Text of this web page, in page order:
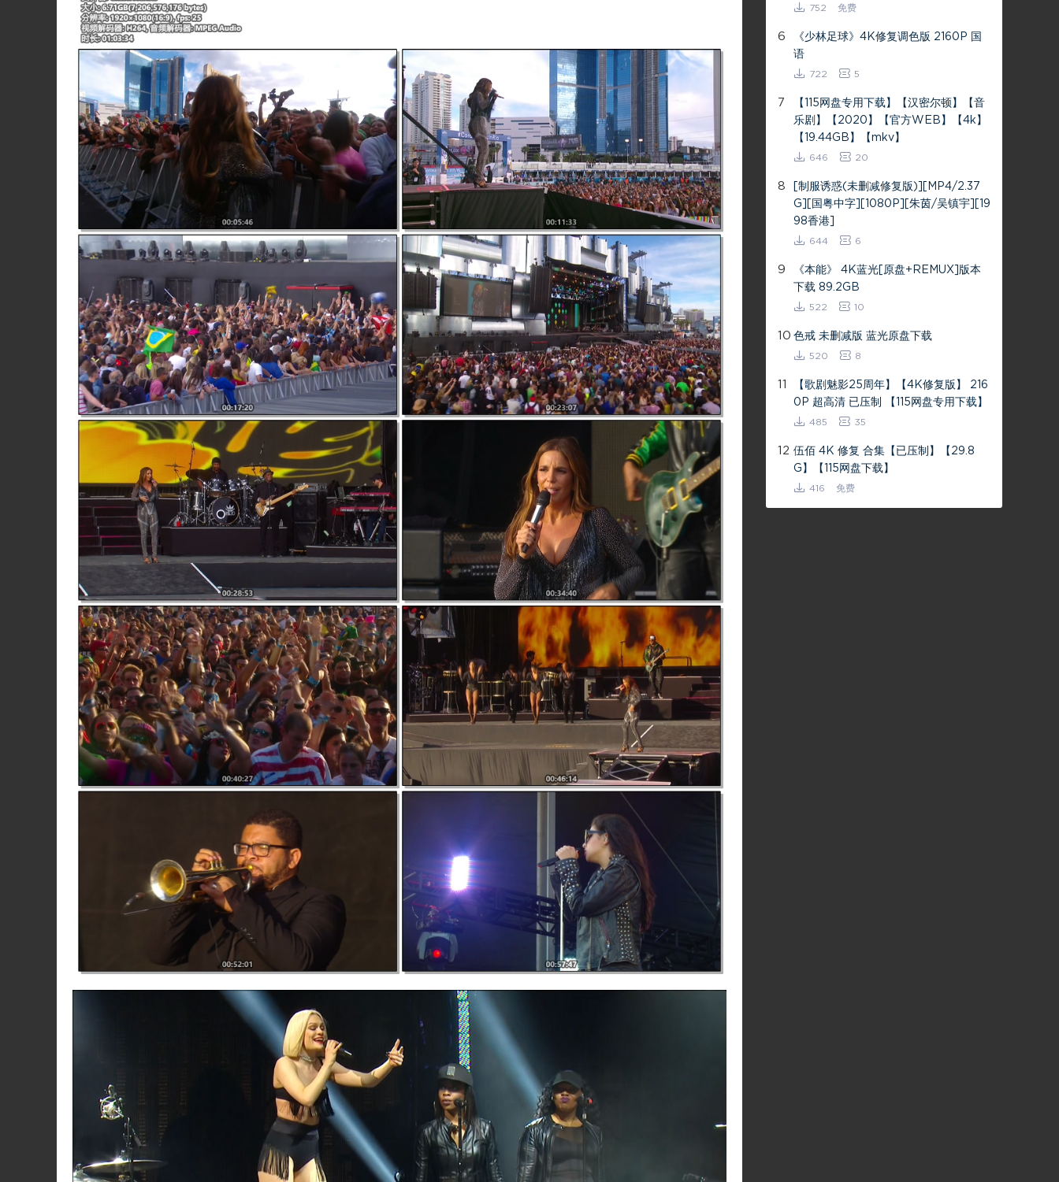
752 免费
6
《少林足球》4K修复调色版 2160P 国
语
722 5
7
【115网盘专用下载】【汉密尔顿】【音
乐剧】【2020】【官方WEB】【4k】
【19.44GB】【mkv】
646 20
8
[制服诱惑(未删减修复版)][MP4/2.37
G][国粤中字][1080P][朱茵/吴镇宇][19
98香港]
644 6
9
《本能》 4K蓝光[原盘+REMUX]版本
下载 89.2GB
522 10
10 色戒 未删减版 蓝光原盘下载
520 8
11
【歌剧魅影25周年】【4K修复版】 216
0P 超高清 已压制 【115网盘专用下载】
485 35
12 伍佰 4K 修复 合集【已压制】【29.8
G】【115网盘下载】
416 免费